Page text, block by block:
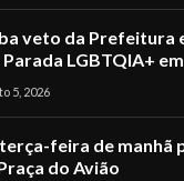
veto da Prefeitura
LGBTQIA+
5, 2026
feira de manhã
do Avião